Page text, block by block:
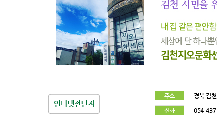
주소 경북 김
전화 054-